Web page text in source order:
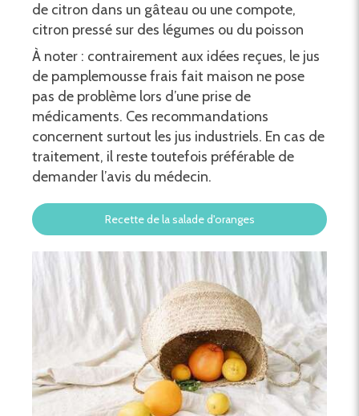
de citron dans un gâteau ou une compote,
citron pressé sur des légumes ou du poisson
À noter : contrairement aux idées reçues, le jus
de pamplemousse frais fait maison ne pose
pas de problème lors d’une prise de
médicaments. Ces recommandations
concernent surtout les jus industriels. En cas de
traitement, il reste toutefois préférable de
demander l’avis du médecin.
Recette de la salade d'oranges